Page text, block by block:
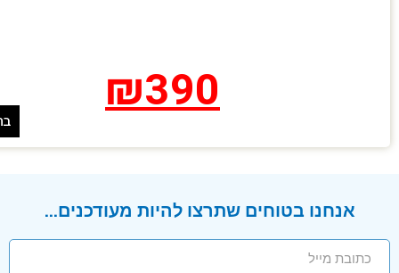
₪390
אנחנו בטוחים שתרצו להיות מעודכנים...